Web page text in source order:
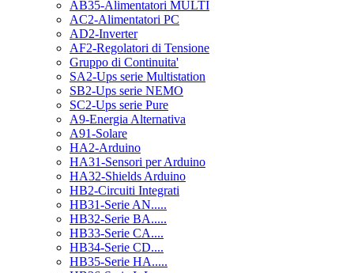
AB35-Alimentatori MULTI
AC2-Alimentatori PC
AD2-Inverter
AF2-Regolatori di Tensione
Gruppo di Continuita'
SA2-Ups serie Multistation
SB2-Ups serie NEMO
SC2-Ups serie Pure
A9-Energia Alternativa
A91-Solare
HA2-Arduino
HA31-Sensori per Arduino
HA32-Shields Arduino
HB2-Circuiti Integrati
HB31-Serie AN.....
HB32-Serie BA.....
HB33-Serie CA....
HB34-Serie CD....
HB35-Serie HA.....